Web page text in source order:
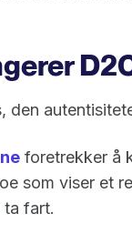
den
foretrekker å
som viser et
ta fart.